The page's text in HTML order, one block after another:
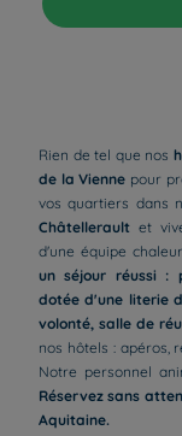
Rien de tel que nos
de la Vienne pour
vos quartiers dans
Châtellerault et
d'une équipe
un séjour réussi :
dotée d'une literie
volonté, salle de
nos hôtels : apéros,
Notre personnel
Réservez sans
Aquitaine.